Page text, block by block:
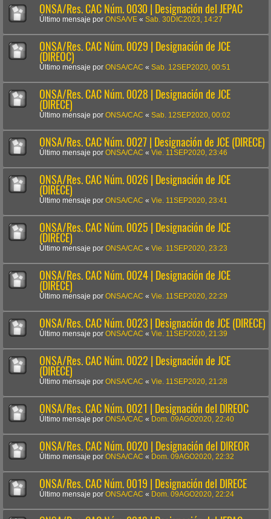
ONSA/Res. CAC Núm. 0030 | Designación del JEPAC
Último mensaje por ONSA/VE « Sab. 30DIC2023, 14:27
ONSA/Res. CAC Núm. 0029 | Designación de JCE
(DIREOC)
Último mensaje por ONSA/CAC « Sab. 12SEP2020, 00:51
ONSA/Res. CAC Núm. 0028 | Designación de JCE
(DIRECE)
Último mensaje por ONSA/CAC « Sab. 12SEP2020, 00:02
ONSA/Res. CAC Núm. 0027 | Designación de JCE (DIRECE)
Último mensaje por ONSA/CAC « Vie. 11SEP2020, 23:46
ONSA/Res. CAC Núm. 0026 | Designación de JCE
(DIRECE)
Último mensaje por ONSA/CAC « Vie. 11SEP2020, 23:41
ONSA/Res. CAC Núm. 0025 | Designación de JCE
(DIRECE)
Último mensaje por ONSA/CAC « Vie. 11SEP2020, 23:23
ONSA/Res. CAC Núm. 0024 | Designación de JCE
(DIRECE)
Último mensaje por ONSA/CAC « Vie. 11SEP2020, 22:29
ONSA/Res. CAC Núm. 0023 | Designación de JCE (DIRECE)
Último mensaje por ONSA/CAC « Vie. 11SEP2020, 21:39
ONSA/Res. CAC Núm. 0022 | Designación de JCE
(DIRECE)
Último mensaje por ONSA/CAC « Vie. 11SEP2020, 21:28
ONSA/Res. CAC Núm. 0021 | Designación del DIREOC
Último mensaje por ONSA/CAC « Dom. 09AGO2020, 22:40
ONSA/Res. CAC Núm. 0020 | Designación del DIREOR
Último mensaje por ONSA/CAC « Dom. 09AGO2020, 22:32
ONSA/Res. CAC Núm. 0019 | Designación del DIRECE
Último mensaje por ONSA/CAC « Dom. 09AGO2020, 22:24